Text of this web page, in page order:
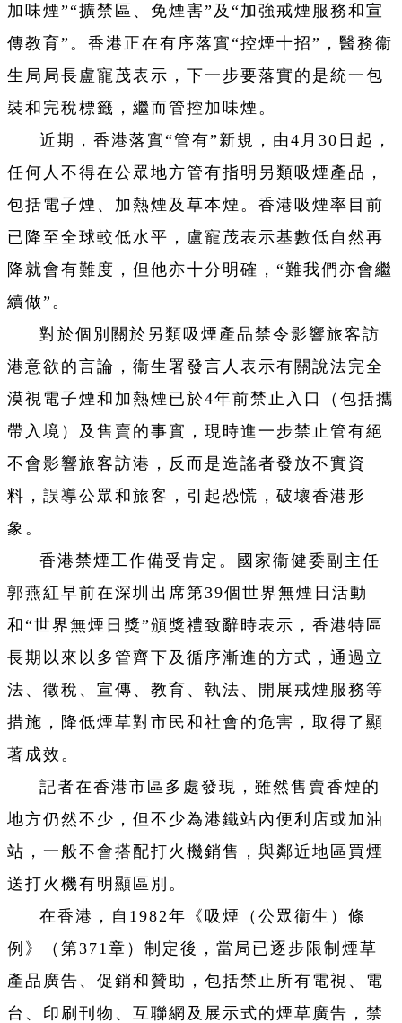
加味煙”“擴禁區、免煙害”及“加強戒煙服務和宣
傳教育”。香港正在有序落實“控煙十招”，醫務衞
生局局長盧寵茂表示，下一步要落實的是統一包
裝和完稅標籤，繼而管控加味煙。
近期，香港落實“管有”新規，由4月30日起，
任何人不得在公眾地方管有指明另類吸煙產品，
包括電子煙、加熱煙及草本煙。香港吸煙率目前
已降至全球較低水平，盧寵茂表示基數低自然再
降就會有難度，但他亦十分明確，“難我們亦會繼
續做”。
對於個別關於另類吸煙產品禁令影響旅客訪
港意欲的言論，衞生署發言人表示有關說法完全
漠視電子煙和加熱煙已於4年前禁止入口（包括攜
帶入境）及售賣的事實，現時進一步禁止管有絕
不會影響旅客訪港，反而是造謠者發放不實資
料，誤導公眾和旅客，引起恐慌，破壞香港形
象。
香港禁煙工作備受肯定。國家衞健委副主任
郭燕紅早前在深圳出席第39個世界無煙日活動
和“世界無煙日獎”頒獎禮致辭時表示，香港特區
長期以來以多管齊下及循序漸進的方式，通過立
法、徵稅、宣傳、教育、執法、開展戒煙服務等
措施，降低煙草對市民和社會的危害，取得了顯
著成效。
記者在香港市區多處發現，雖然售賣香煙的
地方仍然不少，但不少為港鐵站內便利店或加油
站，一般不會搭配打火機銷售，與鄰近地區買煙
送打火機有明顯區別。
在香港，自1982年《吸煙（公眾衞生）條
例》（第371章）制定後，當局已逐步限制煙草
產品廣告、促銷和贊助，包括禁止所有電視、電
台、印刷刊物、互聯網及展示式的煙草廣告，禁